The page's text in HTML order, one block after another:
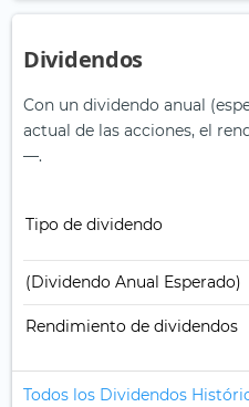
Dividendos
Con un dividendo anual
actual de las acciones, el
—.
Tipo de dividendo
(Dividendo Anual Esperado)
Rendimiento de dividendos
Todos los Dividendos